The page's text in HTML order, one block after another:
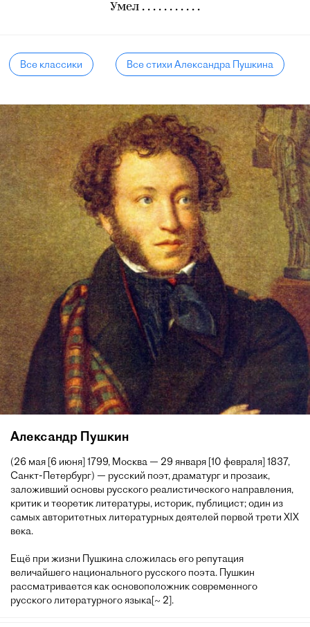
Умел . . . . . . . . . . .
Все классики Все стихи Александра Пушкина
Александр Пушкин
(26 мая [6 июня] 1799, Москва — 29 января [10 февраля] 1837,
Санкт-Петербург) — русский поэт, драматург и прозаик,
заложивший основы русского реалистического направления,
критик и теоретик литературы, историк, публицист; один из
самых авторитетных литературных деятелей первой трети XIX
века.
Ещё при жизни Пушкина сложилась его репутация
величайшего национального русского поэта. Пушкин
рассматривается как основоположник современного
русского литературного языка[~ 2].